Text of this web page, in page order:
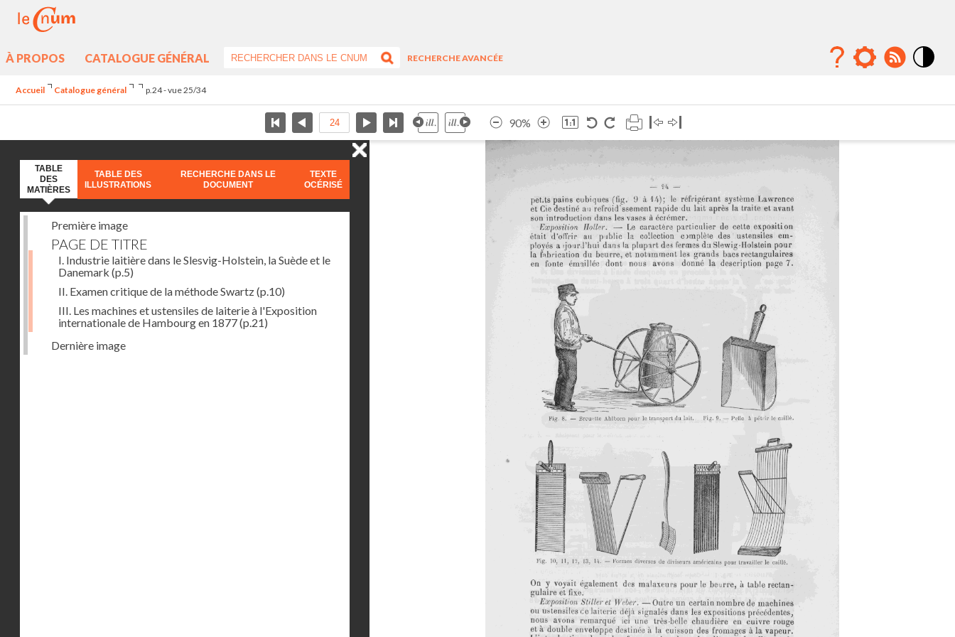
À PROPOS CATALOGUE GÉNÉRAL
RECHERCHE AVANCÉE
Accueil Catalogue général p.24 - vue 25/34
90%
TABLE
DES
MATIÈRES
TABLE DES
ILLUSTRATIONS
RECHERCHE DANS LE
DOCUMENT
TEXTE
OCÉRISÉ
Première image
PAGE DE TITRE
I. Industrie laitière dans le Slesvig-Holstein, la Suède et le
Danemark (p.5)
II. Examen critique de la méthode Swartz(p.10)
III. Les machines et ustensiles de laiterie à l'Exposition
internationale de Hambourg en 1877(p.21)
Dernière image